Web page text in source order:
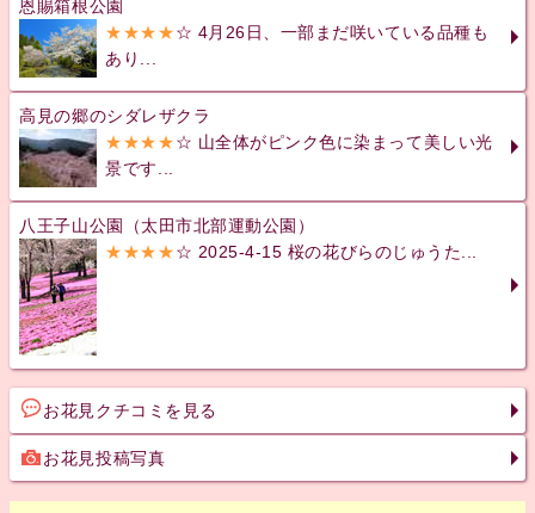
恩賜箱根公園
★★★★☆ 4月26日、一部まだ咲いている品種も
あり...
高見の郷のシダレザクラ
★★★★☆ 山全体がピンク色に染まって美しい光
景です...
八王子山公園（太田市北部運動公園）
★★★★☆ 2025-4-15 桜の花びらのじゅうた...
お花見クチコミを見る
お花見投稿写真